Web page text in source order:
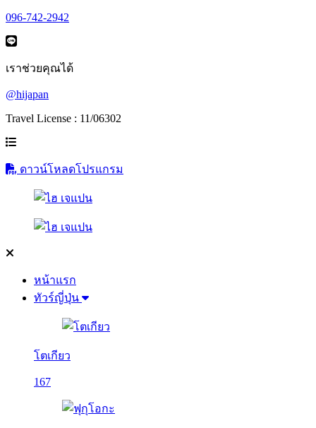
096-742-2942
เราช่วยคุณได้
@hijapan
Travel License : 11/06302
ดาวน์โหลดโปรแกรม
หน้าแรก
ทัวร์ญี่ปุ่น
โตเกียว
167